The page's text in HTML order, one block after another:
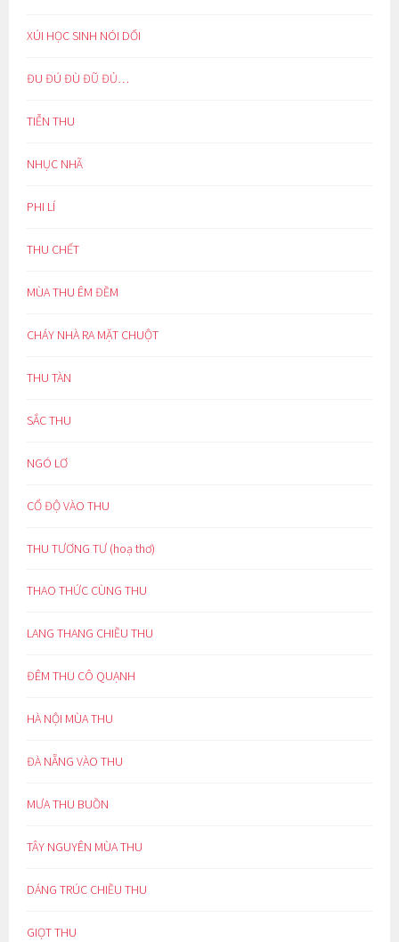
XÚI HỌC SINH NÓI DỐI
ĐU ĐÚ ĐÙ ĐŨ ĐỦ…
TIỄN THU
NHỤC NHÃ
PHI LÍ
THU CHẾT
MÙA THU ÊM ĐỀM
CHÁY NHÀ RA MẶT CHUỘT
THU TÀN
SẮC THU
NGÓ LƠ
CỔ ĐỘ VÀO THU
THU TƯƠNG TƯ (hoạ thơ)
THAO THỨC CÙNG THU
LANG THANG CHIỀU THU
ĐÊM THU CÔ QUẠNH
HÀ NỘI MÙA THU
ĐÀ NẴNG VÀO THU
MƯA THU BUỒN
TÂY NGUYÊN MÙA THU
DÁNG TRÚC CHIỀU THU
GIỌT THU